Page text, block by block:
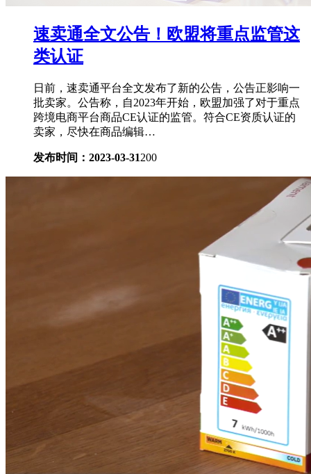
速卖通全文公告！欧盟将重点监管这
类认证
日前，速卖通平台全文发布了新的公告，公告正影响一
批卖家。公告称，自2023年开始，欧盟加强了对于重点
跨境电商平台商品CE认证的监管。符合CE资质认证的
卖家，尽快在商品编辑…
发布时间：2023-03-31200